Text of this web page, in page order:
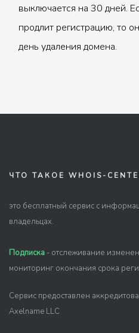
выключается на 30 дней.
продлит регистрацию, то
день удаления домена.
ЧТО ТАКОЕ WHOIS-
это бесплатный сервис с
владельцах.
Подписка - отслеживание
мониторинг окончания срока
Сервис предоставлен
Axelname LLC